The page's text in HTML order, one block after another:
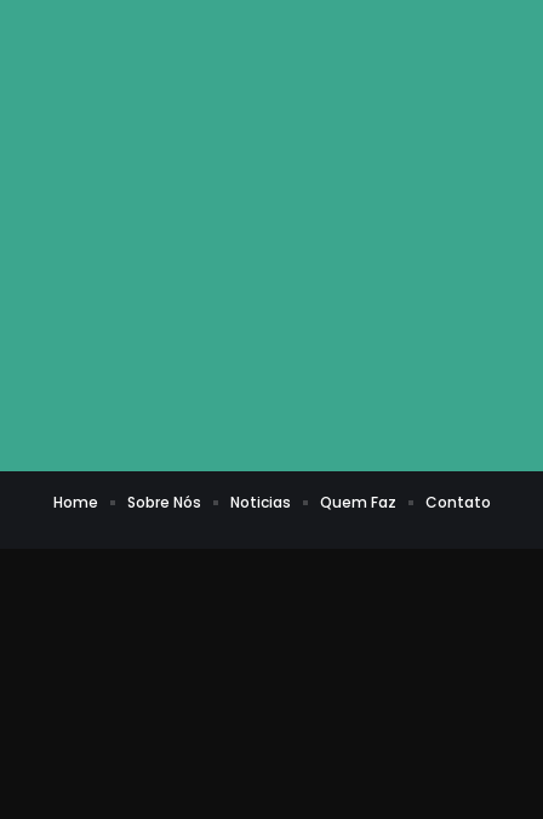
Home Sobre Nós Noticias Quem Faz Contato